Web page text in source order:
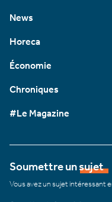
News
Horeca
Économie
Chroniques
#Le Magazine
Soumettre un sujet
Vous avez un sujet intéressant